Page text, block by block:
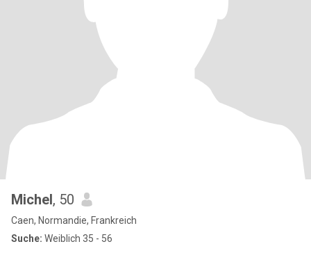
Michel, 50
Caen, Normandie, Frankreich
Suche: Weiblich 35 - 56